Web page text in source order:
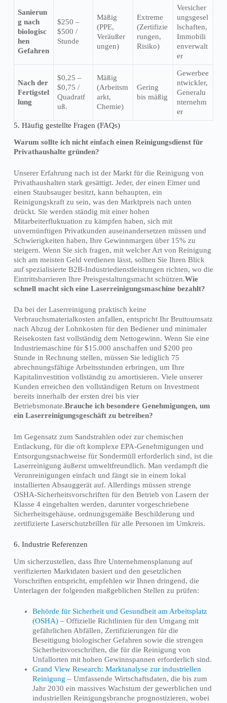
Sanierun
g nach
biologisc
hen
Gefahren
$250 –
$500 /
Stunde
Mäßig
(PPE,
Veräußer
ungen)
Extreme
(Zertifizie
rungen,
Risiko)
Versicher
ungsgesel
lschaften,
Immobili
enverwalt
er
Nach der
Fertigstel
lung
$0,25 –
$0,75 /
Quadratf
uß.
Mäßig
(Arbeitsm
arkt,
Chemie)
Gering
bis mäßig
Gewerbee
ntwickler,
Generalu
nternehm
er
5. Häufig gestellte Fragen (FAQs)
Warum sollte ich nicht einfach einen Reinigungsdienst für
Privathaushalte gründen?
Unserer Erfahrung nach ist der Markt für die Reinigung von
Privathaushalten stark gesättigt. Jeder, der einen Eimer und
einen Staubsauger besitzt, kann behaupten, ein
Reinigungskraft zu sein, was den Marktpreis nach unten
drückt. Sie werden ständig mit einer hohen
Mitarbeiterfluktuation zu kämpfen haben, sich mit
unvernünftigen Privatkunden auseinandersetzen müssen und
Schwierigkeiten haben, Ihre Gewinnmargen über 15% zu
steigern. Wenn Sie sich fragen, mit welcher Art von Reinigung
sich am meisten Geld verdienen lässt, sollten Sie Ihren Blick
auf spezialisierte B2B-Industriedienstleistungen richten, wo die
Eintrittsbarrieren Ihre Preisgestaltungsmacht schützen.Wie
schnell macht sich eine Laserreinigungsmaschine bezahlt?
Da bei der Laserreinigung praktisch keine
Verbrauchsmaterialkosten anfallen, entspricht Ihr Bruttoumsatz
nach Abzug der Lohnkosten für den Bediener und minimaler
Reisekosten fast vollständig dem Nettogewinn. Wenn Sie eine
Industriemaschine für $15.000 anschaffen und $200 pro
Stunde in Rechnung stellen, müssen Sie lediglich 75
abrechnungsfähige Arbeitsstunden erbringen, um Ihre
Kapitalinvestition vollständig zu amortisieren. Viele unserer
Kunden erreichen den vollständigen Return on Investment
bereits innerhalb der ersten drei bis vier
Betriebsmonate.Brauche ich besondere Genehmigungen, um
ein Laserreinigungsgeschäft zu betreiben?
Im Gegensatz zum Sandstrahlen oder zur chemischen
Entlackung, für die oft komplexe EPA-Genehmigungen und
Entsorgungsnachweise für Sondermüll erforderlich sind, ist die
Laserreinigung äußerst umweltfreundlich. Man verdampft die
Verunreinigungen einfach und fängt sie in einem lokal
installierten Absauggerät auf. Allerdings müssen strenge
OSHA-Sicherheitsvorschriften für den Betrieb von Lasern der
Klasse 4 eingehalten werden, darunter vorgeschriebene
Sicherheitsgehäuse, ordnungsgemäße Beschilderung und
zertifizierte Laserschutzbrillen für alle Personen im Umkreis.
6. Industrie Referenzen
Um sicherzustellen, dass Ihre Unternehmensplanung auf
verifizierten Marktdaten basiert und den gesetzlichen
Vorschriften entspricht, empfehlen wir Ihnen dringend, die
Unterlagen der folgenden maßgeblichen Stellen zu prüfen:
Behörde für Sicherheit und Gesundheit am Arbeitsplatz
(OSHA) – Offizielle Richtlinien für den Umgang mit
gefährlichen Abfällen, Zertifizierungen für die
Beseitigung biologischer Gefahren sowie die strengen
Sicherheitsvorschriften, die für die Reinigung von
Unfallorten mit hohen Gewinnspannen erforderlich sind.
Grand View Research: Marktanalyse zur industriellen
Reinigung – Umfassende Wirtschaftsdaten, die bis zum
Jahr 2030 ein massives Wachstum der gewerblichen und
industriellen Reinigungsbranche prognostizieren, wobei